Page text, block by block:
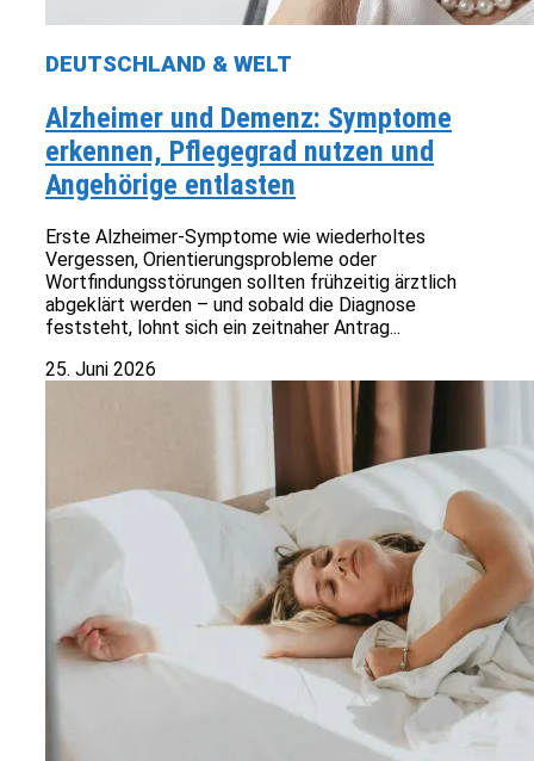
DEUTSCHLAND & WELT
Alzheimer und Demenz: Symptome
erkennen, Pflegegrad nutzen und
Angehörige entlasten
Erste Alzheimer-Symptome wie wiederholtes
Vergessen, Orientierungsprobleme oder
Wortfindungsstörungen sollten frühzeitig ärztlich
abgeklärt werden – und sobald die Diagnose
feststeht, lohnt sich ein zeitnaher Antrag...
25. Juni 2026